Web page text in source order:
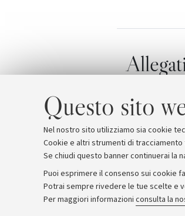
Questo sito
Nel nostro sito utilizziamo sia cookie
Cookie e altri strumenti di
Se chiudi questo banner continuerai la
Puoi esprimere il consenso sui cookie
Potrai sempre rivedere le tue scelte e
Per maggiori informazioni consulta la
Archivio Comunicati stampa